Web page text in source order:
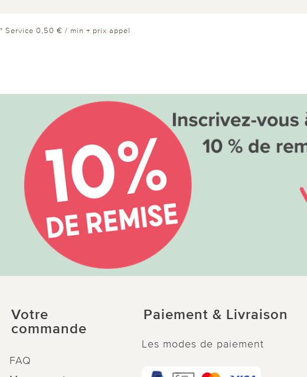
* Service 0,50 € / min + prix appel
Votre
commande
FAQ
Paiement & Livraison
Les modes de paiement